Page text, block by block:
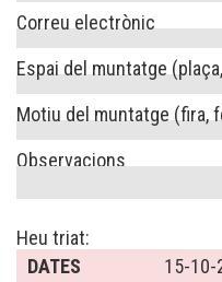
Correu electrònic
Espai del muntatge
Motiu del muntatge (fira,
Observacions
Heu triat:
DATES
15-10-